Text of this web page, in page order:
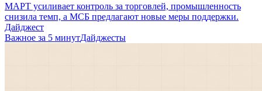
МАРТ усиливает контроль за торговлей, промышленность
снизила темп, а МСБ предлагают новые меры поддержки.
Дайджест
Важное за 5 минутДайджесты